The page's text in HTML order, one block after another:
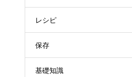
レシピ
保存
基礎知識